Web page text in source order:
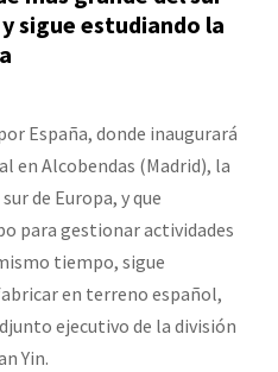
sigue estudiando la
España, donde inaugurará
en Alcobendas (Madrid), la
de Europa, y que
para gestionar actividades
tiempo, sigue
en terreno español,
ejecutivo de la división
Yin.